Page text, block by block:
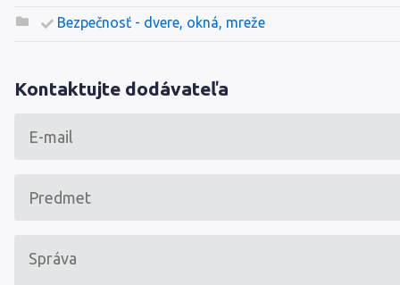
Bezpečnosť - dvere, okná, mreže
Kontaktujte dodávateľa